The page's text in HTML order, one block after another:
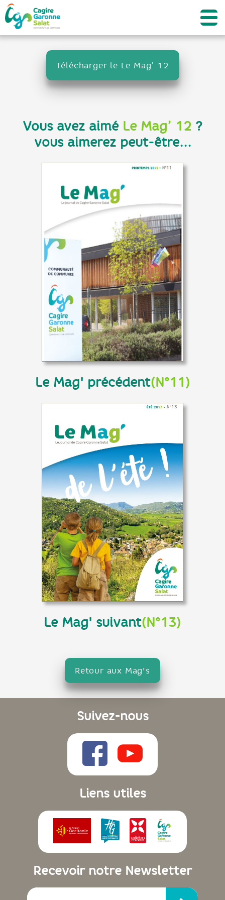
Télécharger le Le Mag’ 12
Vous avez aimé Le Mag’ 12 ?
vous aimerez peut-être...
Le Mag' précédent(N°11)
Le Mag' suivant(N°13)
Retour aux Mag's
Suivez-nous
Liens utiles
Recevoir notre Newsletter